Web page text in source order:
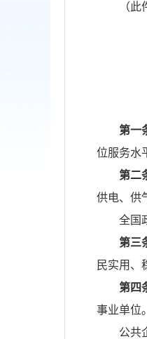
（此
第一
位服务水
第二
供电、供
全国
第三
民实用、
第四
事业单位
公共